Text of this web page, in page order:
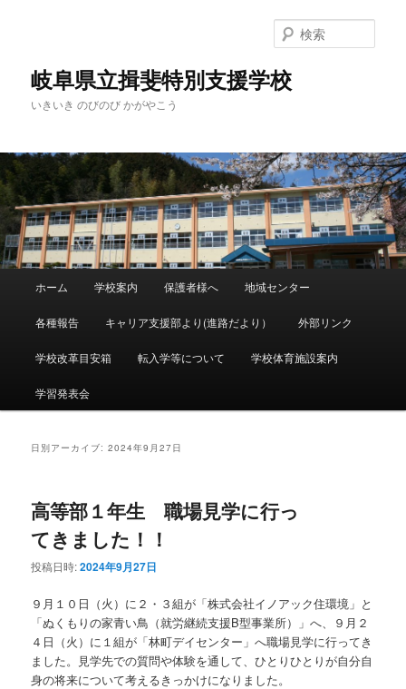
岐阜県立揖斐特別支援学校
いきいき のびのび かがやこう
索
メ
イ
ン
ン
ン
ツ
へ
移
動
サ
ブ
コ
テ
ツ
へ
移
動
ホーム 学校案内 保護者様へ 地域センター
各種報告 キャリア支援部より(進路だより） 外部リンク
学校改革目安箱 転入学等について 学校体育施設案内
学習発表会
日別アーカイブ:2024年9月27日
高等部１年生 職場見学に行っ
てきました！！
投稿日時:2024年9月27日
９月１０日（火）に２・３組が「株式会社イノアック住環境」と
「ぬくもりの家青い鳥（就労継続支援B型事業所）」へ、９月２
４日（火）に１組が「林町デイセンター」へ職場見学に行ってき
ました。見学先での質問や体験を通して、ひとりひとりが自分自
身の将来について考えるきっかけになりました。